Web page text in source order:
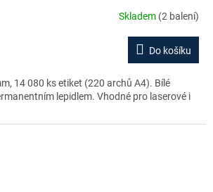
Skladem (2 balení)
Do košíku
14 080 ks etiket (220 archů A4). Bílé
lepidlem. Vhodné pro laserové i